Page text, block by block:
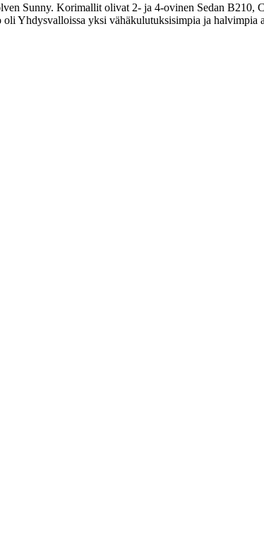
Sunny. Korimallit olivat 2- ja 4-ovinen Sedan B210,
Yhdysvalloissa yksi vähäkulutuksisimpia ja halvimpia